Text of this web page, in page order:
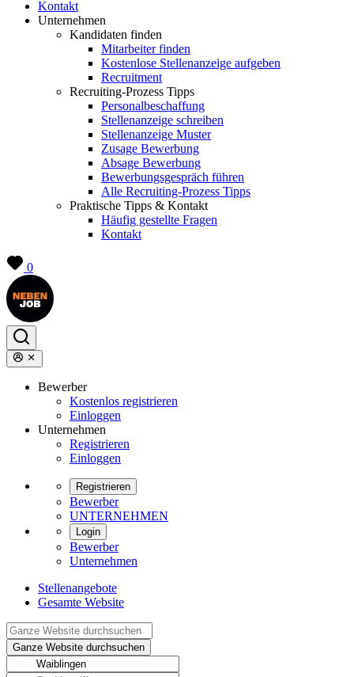
Kontakt
Unternehmen
Kandidaten finden
Mitarbeiter finden
Kostenlose Stellenanzeige aufgeben
Recruitment
Recruiting-Prozess Tipps
Personalbeschaffung
Stellenanzeige schreiben
Stellenanzeige Muster
Zusage Bewerbung
Absage Bewerbung
Bewerbungsgespräch führen
Alle Recruiting-Prozess Tipps
Praktische Tipps & Kontakt
Häufig gestellte Fragen
Kontakt
0
Bewerber
Kostenlos registrieren
Einloggen
Unternehmen
Registrieren
Einloggen
Registrieren
Bewerber
UNTERNEHMEN
Login
Bewerber
Unternehmen
Stellenangebote
Gesamte Website